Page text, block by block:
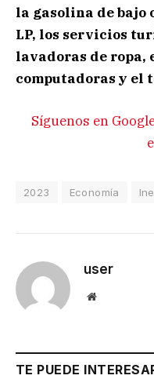
la gasolina de bajo
LP, los servicios
lavadoras de ropa,
computadoras y el
Síguenos en
2023 Economía
user
Website
TE PUEDE